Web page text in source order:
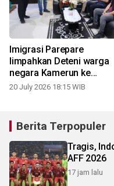
Imigrasi Parepare
limpahkan Deteni warga
negara Kamerun ke
Rudenim Makassar
20 July 2026 18:15 WIB
Berita Terpopuler
Tragis,
AFF 2026
17 jam lalu